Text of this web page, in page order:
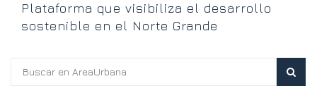
Plataforma que visibiliza el desarrollo
sostenible en el Norte Grande